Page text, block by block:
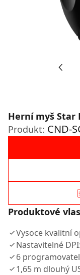
Herní myš Star
Produkt: CND-
Produktové
Vysoce kvalitní
Nastavitelné
6
1,65 m dlouhý